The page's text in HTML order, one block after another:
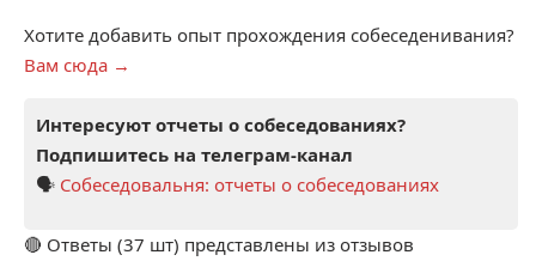
Хотите добавить опыт прохождения собеседенивания?
Вам сюда →
Интересуют отчеты о собеседованиях?
Подпишитесь на телеграм-канал
🗣️ Собеседовальня: отчеты о собеседованиях
🔴 Ответы (37 шт) представлены из отзывов